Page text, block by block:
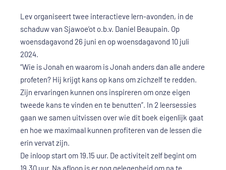
Lev organiseert twee interactieve lern-avonden, in de
schaduw van Sjawoe’ot o.b.v. Daniel Beaupain. Op
woensdagavond 26 juni en op woensdagavond 10 juli
2024.
“Wie is Jonah en waarom is Jonah anders dan alle andere
profeten? Hij krijgt kans op kans om zichzelf te redden.
Zijn ervaringen kunnen ons inspireren om onze eigen
tweede kans te vinden en te benutten”. In 2 leersessies
gaan we samen uitvissen over wie dit boek eigenlijk gaat
en hoe we maximaal kunnen profiteren van de lessen die
erin vervat zijn.
De inloop start om 19.15 uur. De activiteit zelf begint om
19.30 uur. Na afloop is er nog gelegenheid om na te